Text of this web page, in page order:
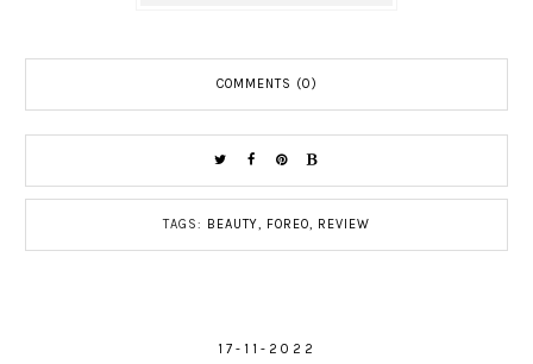
COMMENTS (0)
TAGS: BEAUTY FOREO REVIEW
17-11-2022